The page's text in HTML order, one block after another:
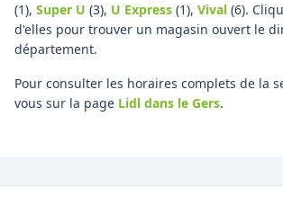
(1), Super U (3), U Express (1), Vival (6).
d'elles pour trouver un magasin ouvert le
département.
Pour consulter les horaires complets de la
vous sur la page Lidl dans le Gers.